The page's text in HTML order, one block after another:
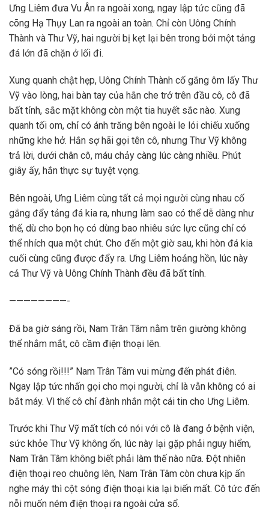
Ưng Liêm đưa Vu Ân ra ngoài xong, ngay lập tức cũng đã
cõng Hạ Thụy Lan ra ngoài an toàn. Chỉ còn Uông Chính
Thành và Thư Vỹ, hai người bị kẹt lại bên trong bởi một tảng
đá lớn đã chặn ở lối đi.
Xung quanh chật hẹp, Uông Chính Thành cố gắng ôm lấy Thư
Vỹ vào lòng, hai bàn tay của hắn che trở trên đầu cô, cô đã
bất tỉnh, sắc mặt không còn một tia huyết sắc nào. Xung
quanh tối om, chỉ có ánh trăng bên ngoài le lói chiếu xuống
những khe hở. Hắn sợ hãi gọi tên cô, nhưng Thư Vỹ không
trả lời, dưới chân cô, máu chảy càng lúc càng nhiều. Phút
giây ấy, hắn thực sự tuyệt vọng.
Bên ngoài, Ưng Liêm cùng tất cả mọi người cùng nhau cố
gắng đẩy tảng đá kia ra, nhưng làm sao có thể dễ dàng như
thế, dù cho bọn họ có dùng bao nhiêu sức lực cũng chỉ có
thể nhích qua một chút. Cho đến một giờ sau, khi hòn đá kia
cuối cùng cũng được đẩy ra. Ưng Liêm hoảng hồn, lúc này
cả Thư Vỹ và Uông Chính Thành đều đã bất tỉnh.
————————-
Đã ba giờ sáng rồi, Nam Trân Tâm nằm trên giường không
thể nhắm mắt, cô cầm điện thoại lên.
”Có sóng rồi!!!” Nam Trân Tâm vui mừng đến phát điên.
Ngay lập tức nhấn gọi cho mọi người, chỉ là vẫn không có ai
bắt máy. Vì thế cô chỉ đành nhắn một cái tin cho Ưng Liêm.
Trước khi Thư Vỹ mất tích có nói với cô là đang ở bệnh viện,
sức khỏe Thư Vỹ không ổn, lúc này lại gặp phải nguy hiểm,
Nam Trân Tâm không biết phải làm thế nào nữa. Đột nhiên
điện thoại reo chuông lên, Nam Trân Tâm còn chưa kịp ấn
nghe máy thì cột sóng điện thoại kia lại biến mất. Cô tức đến
nỗi muốn ném điện thoại ra ngoài cửa sổ.